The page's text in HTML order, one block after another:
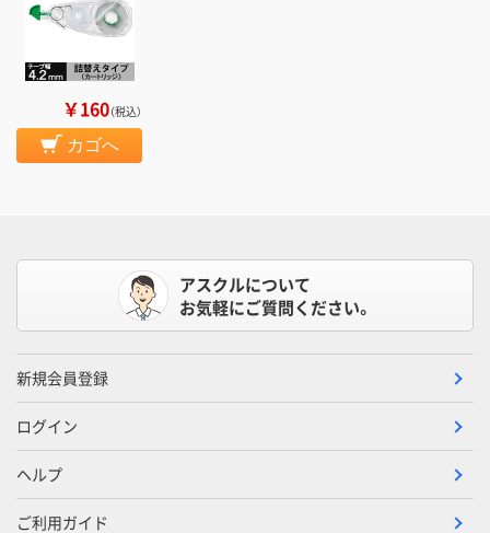
￥160（税込）
カゴへ
アスクルについて
お気軽にご質問ください。
新規会員登録
ログイン
ヘルプ
ご利用ガイド